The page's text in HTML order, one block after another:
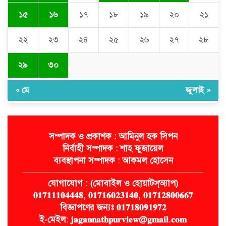
১৫ ১৬ ১৭ ১৮ ১৯ ২০ ২১
২২ ২৩ ২৪ ২৫ ২৬ ২৭ ২৮
২৯ ৩০
« মে জুলাই »
সম্পাদক ও প্রকাশক : আমিনুল হক সিপন
নির্বাহী সম্পাদক : শাহ ফুজায়েল
ব্যবস্থাপনা সম্পাদক : আকমল হোসেন
যোগাযোগ : (মোবাইল ও হোয়াটস্অ্যাপ)
𝟎𝟏𝟕𝟏𝟏𝟏𝟎𝟒𝟒𝟒𝟖, 𝟎𝟏𝟕𝟏𝟔𝟎𝟐𝟑𝟏𝟒𝟎, 𝟎𝟏𝟕𝟏𝟐𝟖𝟎𝟎𝟔𝟔𝟕
বিজ্ঞাপণের জন্যঃ 𝟎𝟏𝟕𝟏𝟖𝟎𝟗𝟏𝟗𝟕𝟐
ই-মেইল: 𝐣𝐚𝐠𝐚𝐧𝐧𝐚𝐭𝐡𝐩𝐮𝐫𝐯𝐢𝐞𝐰@𝐠𝐦𝐚𝐢𝐥.𝐜𝐨𝐦